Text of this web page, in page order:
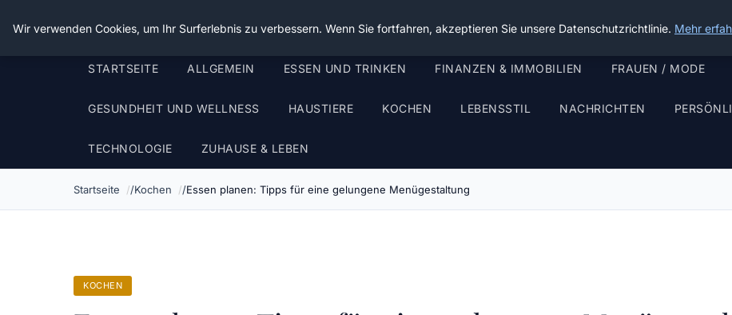
Die Schnitter
STARTSEITE ALLGEMEIN ESSEN UND TRINKEN FINANZEN & IMMOBILIEN FRAUEN / MODE
GESUNDHEIT UND WELLNESS HAUSTIERE KOCHEN LEBENSSTIL NACHRICHTEN
TECHNOLOGIE ZUHAUSE & LEBEN
Startseite Kochen Essen planen: Tipps für eine gelungene Menügestaltung
KOCHEN
Wir verwenden Cookies, um Ihr Surferlebnis zu verbessern. Wenn Sie fortfahren, akzeptieren Sie unsere Datenschutzrichtlinie. Mehr